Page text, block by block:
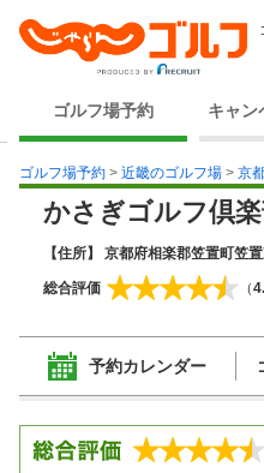
ゴルフ場予約 キャン
ゴルフ場予約 > 近畿のゴルフ場 > 京
かさぎゴルフ倶
【住所】 京都府相楽郡笠置町笠
総合評価 （
予約カレンダー